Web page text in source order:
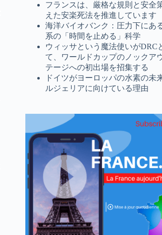
フランスは、厳格な規則と安全
えた安楽死法を推進しています
海洋バイオバンク：圧力下にあ
系の「時間を止める」科学
ウィッサという魔法使いがDRC
て、ワールドカップのノックア
テージへの初出場を招集する
ドイツがヨーロッパの水素の未
ルジェリアに向けている理由